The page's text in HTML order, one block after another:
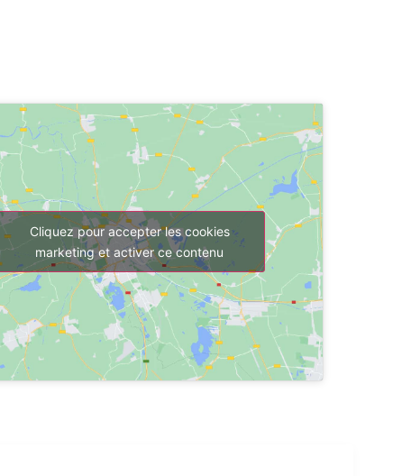
Cliquez pour accepter les cookies
marketing et activer ce contenu